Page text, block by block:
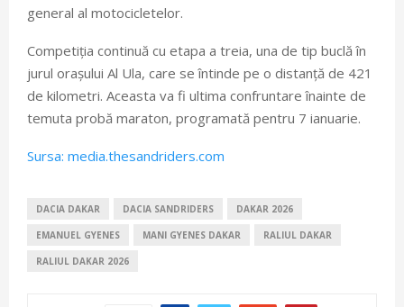
general al motocicletelor.
Competiția continuă cu etapa a treia, una de tip buclă în
jurul orașului Al Ula, care se întinde pe o distanță de 421
de kilometri. Aceasta va fi ultima confruntare înainte de
temuta probă maraton, programată pentru 7 ianuarie.
Sursa: media.thesandriders.com
DACIA DAKAR DACIA SANDRIDERS DAKAR 2026
EMANUEL GYENES MANI GYENES DAKAR RALIUL DAKAR
RALIUL DAKAR 2026